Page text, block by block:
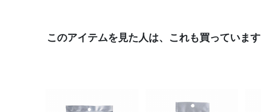
このアイテムを見た人は、これも買っています